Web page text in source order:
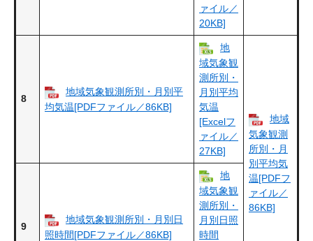
ァイル／
20KB]
8
地域気象観測所別・月別平
均気温[PDFファイル／86KB]
地
域気象観
測所別・
月別平均
気温
[Excelフ
ァイル／
27KB]
地域
気象観測
所別・月
別平均気
温[PDFフ
ァイル／
86KB]
9
地域気象観測所別・月別日
照時間[PDFファイル／86KB]
地
域気象観
測所別・
月別日照
時間